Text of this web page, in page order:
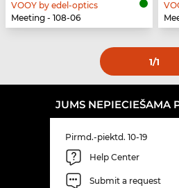
VOOY by edel-optics
Meeting - 108-06
1/1
JUMS NEPIECIEŠAMA
Pirmd.-piektd. 10-19
Help Center
Submit a request